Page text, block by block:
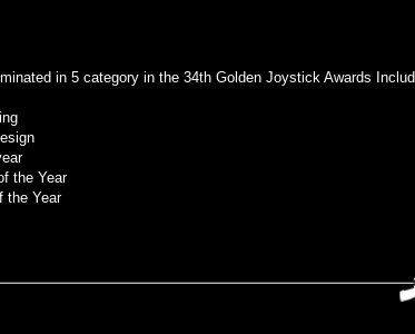
in 5 category in the 34th Golden Joystick Awards
the Year
the Year